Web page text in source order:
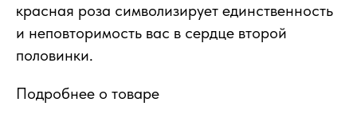
красная роза символизирует единственность
и неповторимость вас в сердце второй
половинки.
Подробнее о товаре